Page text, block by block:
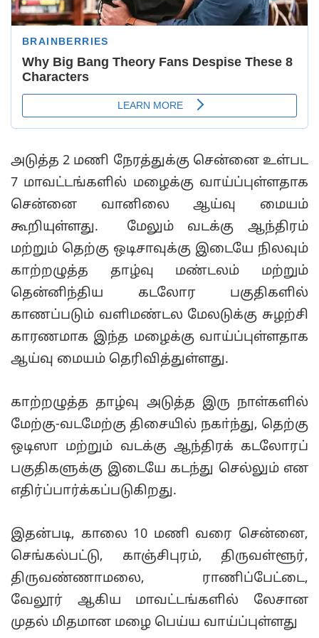
அடுத்த 2 மணி நேரத்துக்கு சென்னை உள்பட
7 மாவட்டங்களில் மழைக்கு வாய்ப்புள்ளதாக
சென்னை வானிலை ஆய்வு மையம்
கூறியுள்ளது. மேலும் வடக்கு ஆந்திரம்
மற்றும் தெற்கு ஒடிசாவுக்கு இடையே நிலவும்
காற்றழுத்த தாழ்வு மண்டலம் மற்றும்
தென்னிந்திய கடலோர பகுதிகளில்
காணப்படும் வளிமண்டல மேலடுக்கு சுழற்சி
காரணமாக இந்த மழைக்கு வாய்ப்புள்ளதாக
ஆய்வு மையம் தெரிவித்துள்ளது.
காற்றழுத்த தாழ்வு அடுத்த இரு நாள்களில்
மேற்கு-வடமேற்கு திசையில் நகா்ந்து, தெற்கு
ஒடிஸா மற்றும் வடக்கு ஆந்திரக் கடலோரப்
பகுதிகளுக்கு இடையே கடந்து செல்லும் என
எதிர்ப்பார்க்கப்படுகிறது.
இதன்படி, காலை 10 மணி வரை சென்னை,
செங்கல்பட்டு, காஞ்சிபுரம், திருவள்ளூர்,
திருவண்ணாமலை, ராணிப்பேட்டை,
வேலூர் ஆகிய மாவட்டங்களில் லேசான
முதல் மிதமான மழை பெய்ய வாய்ப்புள்ளது